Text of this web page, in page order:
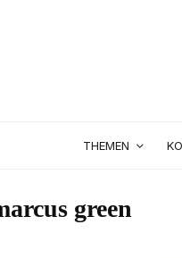
THEMEN
green